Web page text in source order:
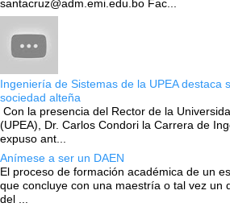
santacruz@adm.emi.edu.bo Fac...
Ingeniería de Sistemas de la UPEA destaca
sociedad alteña
Con la presencia del Rector de la
(UPEA), Dr. Carlos Condori la Carrera de
expuso ant...
Anímese a ser un DAEN
El proceso de formación académica de un
que concluye con una maestría o tal vez un
del ...